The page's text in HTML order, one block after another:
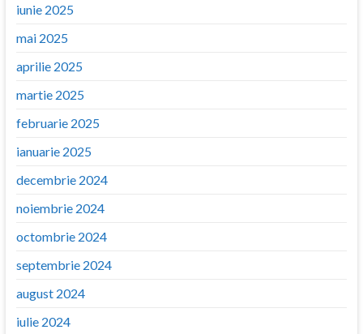
iunie 2025
mai 2025
aprilie 2025
martie 2025
februarie 2025
ianuarie 2025
decembrie 2024
noiembrie 2024
octombrie 2024
septembrie 2024
august 2024
iulie 2024